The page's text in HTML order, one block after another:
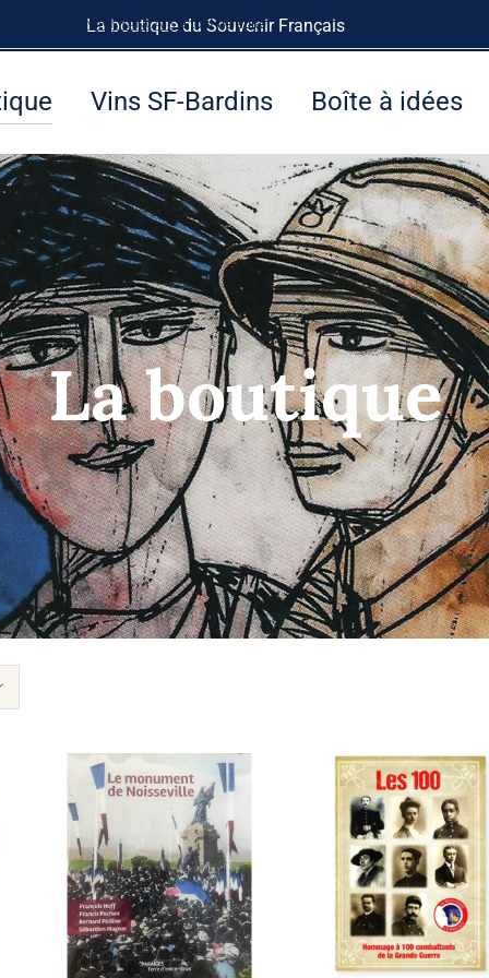
La boutique du Souvenir Français
LE SOUVENIR FRANÇAISà tout de suite.
Vins SF-Bardins Boîte à idées
La boutique
AJOUTER AU PANIER
/
APERÇU
AJOUTER AU PANIER
APERÇU